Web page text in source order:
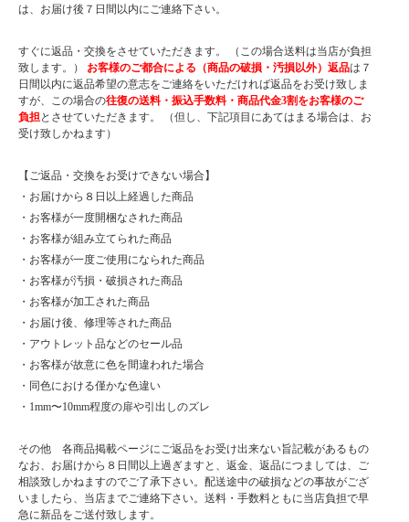
は、お届け後７日間以内にご連絡下さい。
すぐに返品・交換をさせていただきます。 （この場合送料は当店が負担
致します。） お客様のご都合による（商品の破損・汚損以外）返品は７
日間以内に返品希望の意志をご連絡をいただければ返品をお受け致しま
すが、この場合の往復の送料・振込手数料・商品代金3割をお客様のご
負担とさせていただきます。 （但し、下記項目にあてはまる場合は、お
受け致しかねます）
【ご返品・交換をお受けできない場合】
・お届けから８日以上経過した商品
・お客様が一度開梱なされた商品
・お客様が組み立てられた商品
・お客様が一度ご使用になられた商品
・お客様が汚損・破損された商品
・お客様が加工された商品
・お届け後、修理等された商品
・アウトレット品などのセール品
・お客様が故意に色を間違われた場合
・同色における僅かな色違い
・1mm〜10mm程度の扉や引出しのズレ
その他 各商品掲載ページにご返品をお受け出来ない旨記載があるもの
なお、お届けから８日間以上過ぎますと、返金、返品につましては、ご
相談致しかねますのでご了承下さい。配送途中の破損などの事故がござ
いましたら、当店までご連絡下さい。送料・手数料ともに当店負担で早
急に新品をご送付致します。